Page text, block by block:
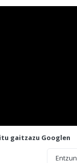
gaitzazu Googlen
Entzun